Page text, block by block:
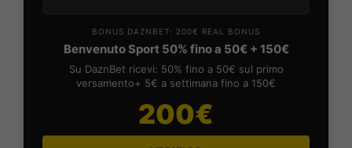
BONUS DAZNBET: 200€ REAL BONUS
Benvenuto Sport 50% fino a 50€ + 150€
Su DaznBet ricevi: 50% fino a 50€ sul primo
versamento+ 5€ a settimana fino a 150€
200€